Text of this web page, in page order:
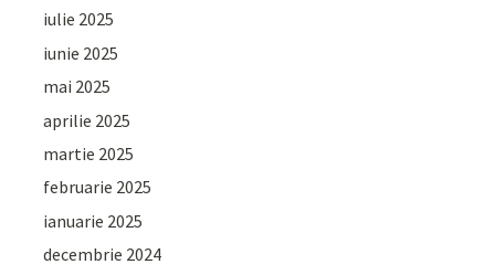
iulie 2025
iunie 2025
mai 2025
aprilie 2025
martie 2025
februarie 2025
ianuarie 2025
decembrie 2024